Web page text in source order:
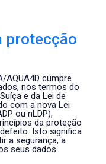
protecção
AQUA4D cumpre
nos termos do
e da Lei de
com a nova Lei
ou nLDP),
da proteção
Isto significa
a segurança, a
seus dados